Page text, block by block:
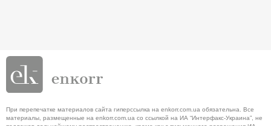
При перепечатке материалов сайта гиперссылка на enkorr.com.ua обязательна. Все
материалы, размещенные на enkorr.com.ua со ссылкой на ИА “Интерфакс-Украина”, не